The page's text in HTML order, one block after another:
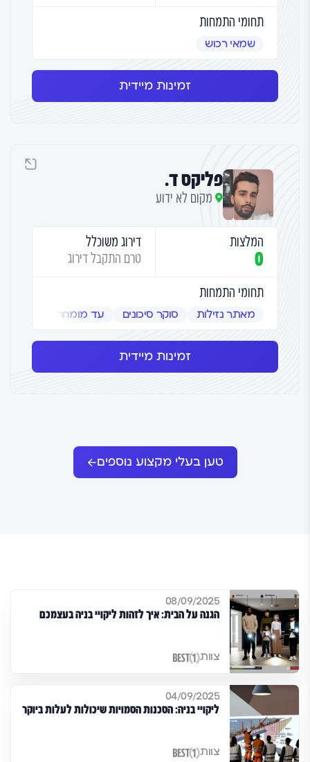
תחומי התמחות
שמאי רכוש
זמינות מיידית
פליקס ד.
מקום לא ידוע
המלצות
0
דירוג משוכלל
טרם התקבל דירוג
תחומי התמחות
מאתר נזילות סוקר סיכונים עד מומחה
זמינות מיידית
טען בעלי מקצוע נוספים
08/09/2025
הגנה על הבית: איך לזהות ליקויי בניה בעצמכם
צוות
04/09/2025
ליקויי בניה: הסכנות הסמויות שיכולות לעלות ביוקר
צוות